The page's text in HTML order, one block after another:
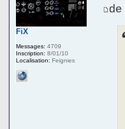
de
FiX
Messages: 4709
Inscription: 8/01/10
Localisation: Feignies